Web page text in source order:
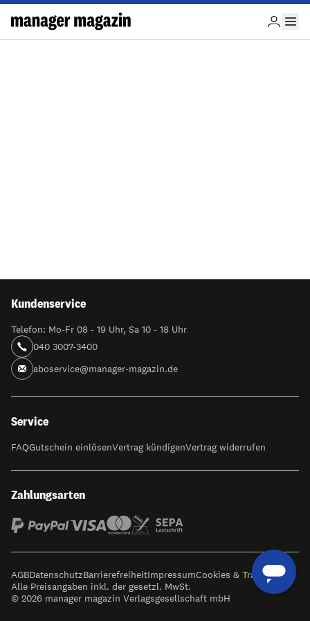
Kundenservice
Telefon: Mo-Fr 08 - 19 Uhr, Sa 10 - 18 Uhr
040 3007-3400
aboservice@manager-magazin.de
Service
FAQGutschein einlösenVertrag kündigenVertrag widerrufen
Zahlungsarten
AGBDatenschutzBarrierefreiheitImpressumCookies & Tracking
Alle Preisangaben inkl. der gesetzl. MwSt.
© 2026 manager magazin Verlagsgesellschaft mbH